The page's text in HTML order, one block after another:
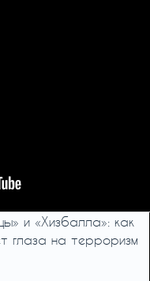
и «Хизбалла»: как
глаза на тeppopизм